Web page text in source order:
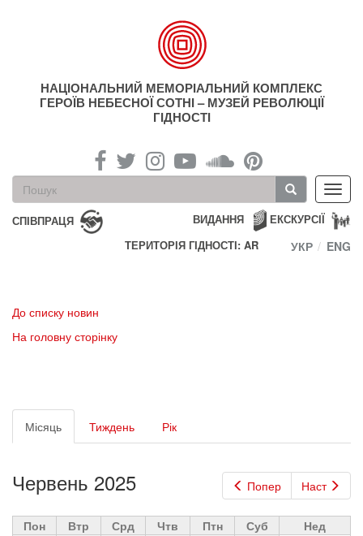
НАЦІОНАЛЬНИЙ МЕМОРІАЛЬНИЙ КОМПЛЕКС
ГЕРОЇВ НЕБЕСНОЇ СОТНІ – МУЗЕЙ РЕВОЛЮЦІЇ
ГІДНОСТІ
Пошукова
форма
Пошук
СПІВПРАЦЯ ЕКСКУРСІЇ
ВИДАННЯ
ТЕРИТОРІЯ ГІДНОСТІ: AR
УКР ENG
До списку новин
На головну сторінку
Первинні
вкладки
Місяць (активна
вкладка)
Тиждень Рік
Попер Наст
Червень 2025
Пон Втр Срд Чтв Птн Суб
Нед